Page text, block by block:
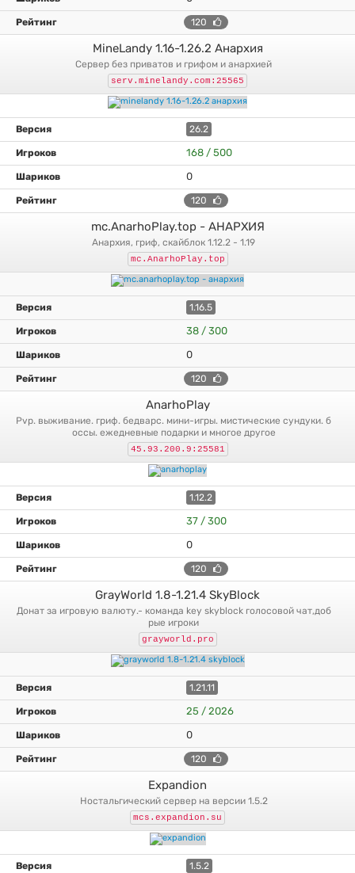
120
MineLandy 1.16-1.26.2 Анархия
сервер без приватов и грифом и анархией
serv.minelandy.com:25565
26.2
168 / 500
0
120
mc.AnarhoPlay.top - АНАРХИЯ
анархия, гриф, скайблок 1.12.2 - 1.19
mc.AnarhoPlay.top
1.16.5
38 / 300
0
120
AnarhoPlay
pvp. выживание. гриф. бедварс. мини-игры. мистические сундуки. б
оссы. ежедневные подарки и многое другое
45.93.200.9:25581
1.12.2
37 / 300
0
120
GrayWorld 1.8-1.21.4 SkyBlock
донат за игровую валюту.- команда key skyblock голосовой чат,доб
рые игроки
grayworld.pro
1.21.11
25 / 2026
0
120
Expandion
ностальгический сервер на версии 1.5.2
mcs.expandion.su
1.5.2